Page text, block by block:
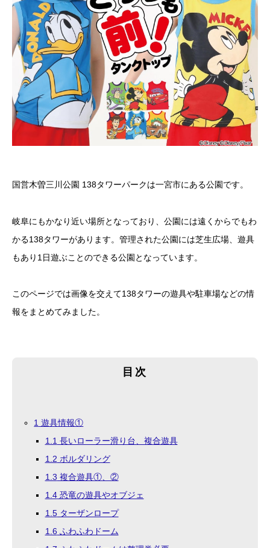
国営木曽三川公園 138タワーパークは一宮市にある公園です。
岐阜にもかなり近い場所となっており、公園には遠くからでもわ
かる138タワーがあります。管理された公園には芝生広場、遊具
もあり1日遊ぶことのできる公園となっています。
このページでは画像を交えて138タワーの遊具や駐車場などの情
報をまとめてみました。
目次
1 遊具情報①
1.1 長いローラー滑り台、複合遊具
1.2 ボルダリング
1.3 複合遊具①、②
1.4恐竜の遊具やオブジェ
1.5ターザンロープ
1.6 ふわふわドーム